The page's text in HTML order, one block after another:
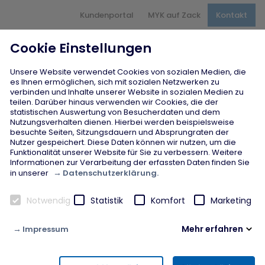
Cookie Einstellungen
Unsere Website verwendet Cookies von sozialen Medien, die
es Ihnen ermöglichen, sich mit sozialen Netzwerken zu
verbinden und Inhalte unserer Website in sozialen Medien zu
teilen. Darüber hinaus verwenden wir Cookies, die der
statistischen Auswertung von Besucherdaten und dem
Nutzungsverhalten dienen. Hierbei werden beispielsweise
besuchte Seiten, Sitzungsdauern und Absprungraten der
Nutzer gespeichert. Diese Daten können wir nutzen, um die
Funktionalität unserer Website für Sie zu verbessern. Weitere
Informationen zur Verarbeitung der erfassten Daten finden Sie
in unserer
Datenschutzerklärung.
Notwendig Statistik Komfort Marketing
Impressum
Mehr erfahren
Kundenportal MYK auf Zack Kontakt
Projekte
Von Hand zu Hand in MYK
Startseite chevron_right Projekte chevron_right
Von Hand zu Hand in MYK
Die Maßnahme " V on Hand zu Hand in MYK" ist eine
Menschen im Leistungsbezug. Sie setzt unmittelbar vor